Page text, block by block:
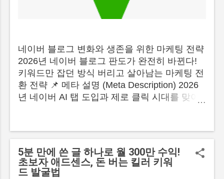
네이버 블로그 변화와 생존을 위한 마케팅 전략
2026년 네이버 블로그 판도가 완전히 바뀐다!
키워드만 잡던 방식 버리고 살아남는 마케팅 전
환 전략 📌 메타 설명 (Meta Description) 2026
년 네이버 AI 탭 도입과 제로 클릭 시대를 맞아
마케팅 전략을 제시합니다. 💡 목차 (클릭시 해
지각변동과 제로 클릭의 습격 2. 2026년 가장
먼저 위험해지는 블로그 3가지 유형 3. 끝까지
5분 만에 쓴 글 하나로 월 300만 수익!
초보자 애드센스, 돈 버는 킬러 키워
드 발굴법